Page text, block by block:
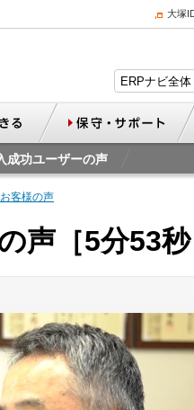
大塚
成功ユーザーの声
客様の声
声［5分53秒